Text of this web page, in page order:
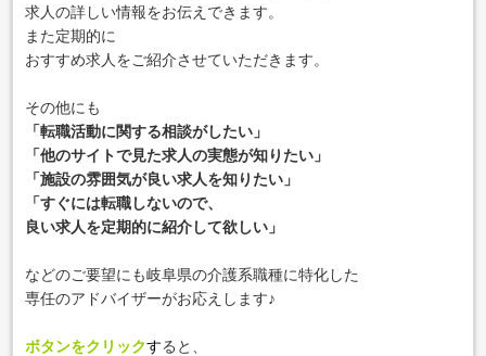
求人の詳しい情報をお伝えできます。
また定期的に
おすすめ求人をご紹介させていただきます。
その他にも
「転職活動に関する相談がしたい」
「他のサイトで見た求人の実態が知りたい」
「施設の雰囲気が良い求人を知りたい」
「すぐには転職しないので、
良い求人を定期的に紹介して欲しい」
などのご要望にも岐阜県の介護系職種に特化した
専任のアドバイザーがお応えします♪
ボタンをクリックすると、